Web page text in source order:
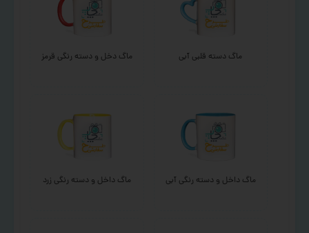
ماگ دسته قلبی آبی ماگ دخل و دسته رنگی قرمز
ماگ داخل و دسته رنگی آبی ماگ داخل و دسته رنگی زرد